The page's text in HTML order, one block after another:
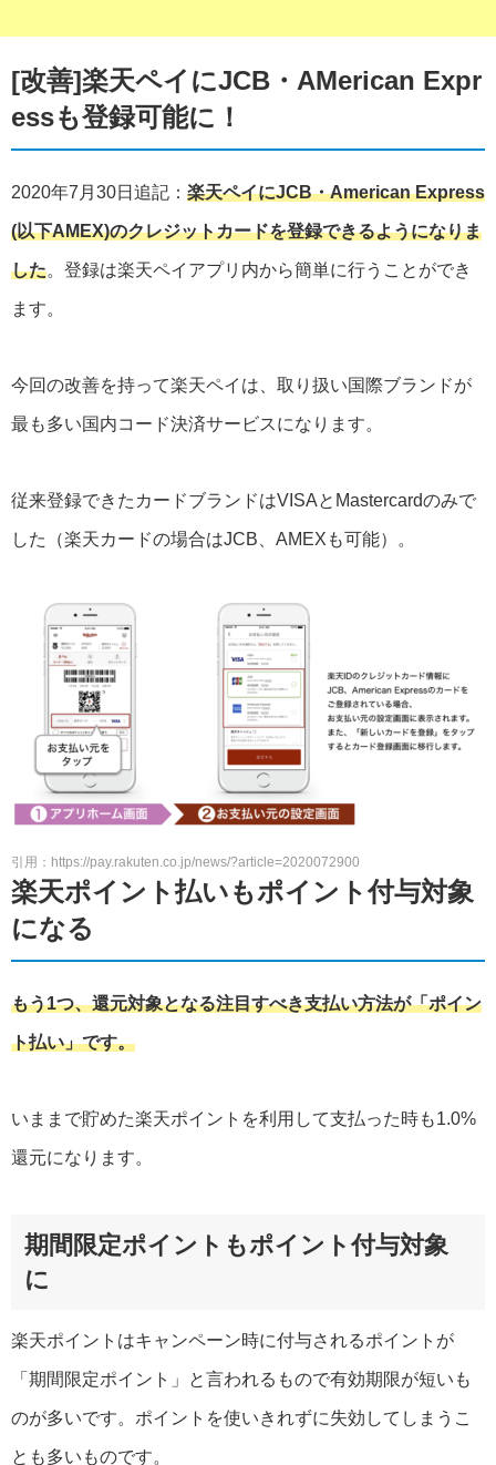
[改善]楽天ペイにJCB・AMerican Expr
essも登録可能に！
2020年7月30日追記： 楽天ペイにJCB・American Express
(以下AMEX)のクレジットカードを登録できるようになりま
した。登録は楽天ペイアプリ内から簡単に行うことができ
ます。
今回の改善を持って楽天ペイは、取り扱い国際ブランドが
最も多い国内コード決済サービスになります。
従来登録できたカードブランドはVISAとMastercardのみで
した（楽天カードの場合はJCB、AMEXも可能）。
引用：https://pay.rakuten.co.jp/news/?article=2020072900
楽天ポイント払いもポイント付与対象
になる
もう1つ、還元対象となる注目すべき支払い方法が「ポイン
ト払い」です。
いままで貯めた楽天ポイントを利用して支払った時も1.0%
還元になります。
期間限定ポイントもポイント付与対象
に
楽天ポイントはキャンペーン時に付与されるポイントが
「期間限定ポイント」と言われるもので有効期限が短いも
のが多いです。ポイントを使いきれずに失効してしまうこ
とも多いものです。